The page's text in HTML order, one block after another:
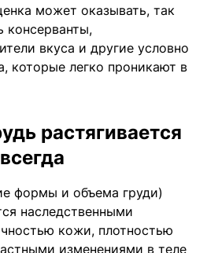
может оказывать, так
консерванты,
вкуса и другие условно
которые легко проникают в
растягивается
формы и объема груди)
наследственными
кожи, плотностью
изменениями в теле